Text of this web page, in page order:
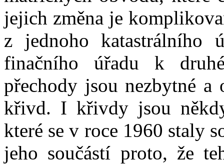
jejich změna je
z jednoho katastrálního
finačního úřadu k
přechody jsou nezbytné a
křivd. I křivdy jsou
které se v roce 1960 staly
jeho součástí proto, že